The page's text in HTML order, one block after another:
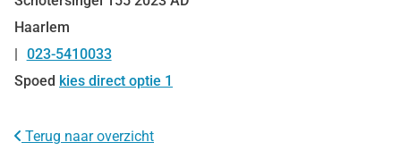
Haarlem
Tel:
023-5410033
Spoed kies direct optie 1
Terug naar overzicht